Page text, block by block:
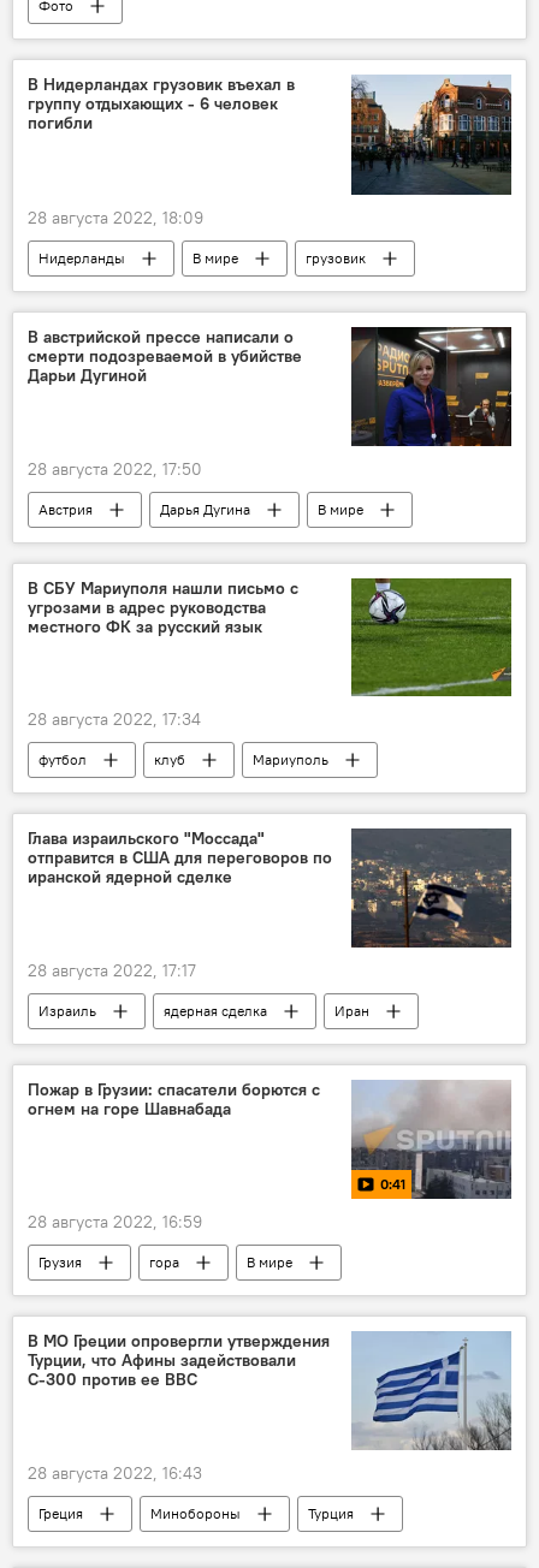
Фото
В Нидерландах грузовик въехал в
группу отдыхающих - 6 человек
погибли
28 августа 2022, 18:09
Нидерланды В мире
грузовик
наезд
В австрийской прессе написали о
смерти подозреваемой в убийстве
Дарьи Дугиной
28 августа 2022, 17:50
Австрия Дарья Дугина
В мире
подозреваемый
В СБУ Мариуполя нашли письмо с
угрозами в адрес руководства
местного ФК за русский язык
28 августа 2022, 17:34
футбол клуб
Мариуполь
В мире
Глава израильского "Моссада"
отправится в США для переговоров по
иранской ядерной сделке
28 августа 2022, 17:17
Израиль ядерная сделка
Иран
В мире
разведка
Пожар в Грузии: спасатели борются с
огнем на горе Шавнабада
0:41
28 августа 2022, 16:59
Грузия гора
В мире
Видео
пожар
В МО Греции опровергли утверждения
Турции, что Афины задействовали
С-300 против ее ВВС
28 августа 2022, 16:43
Греция Минобороны
Турция
ВВС
В мире